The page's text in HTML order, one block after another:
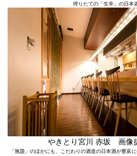
搾りたての「生辛」の日本
やきとり宮川 赤坂 画像
「無題」のほかにも、こだわりの酒造の日本酒が豊富